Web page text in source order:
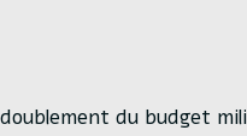
du budget